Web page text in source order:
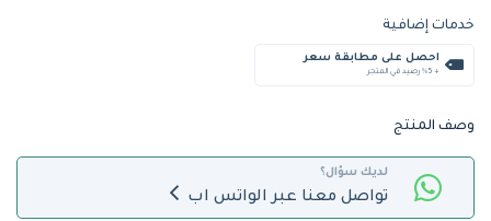
خدمات إضافية
احصل على مطابقة سعر
+ %5 رصيد في المتجر
وصف المنتج
لديك سؤال؟
تواصل معنا عبر الواتس اب